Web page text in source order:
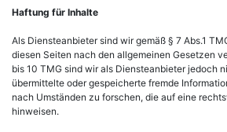
Haftung für Inhalte
Als Diensteanbieter sind wir gemäß § 7 Abs.1
diesen Seiten nach den allgemeinen Gesetzen
bis 10 TMG sind wir als Diensteanbieter jedoch
übermittelte oder gespeicherte fremde
nach Umständen zu forschen, die auf eine
hinweisen.